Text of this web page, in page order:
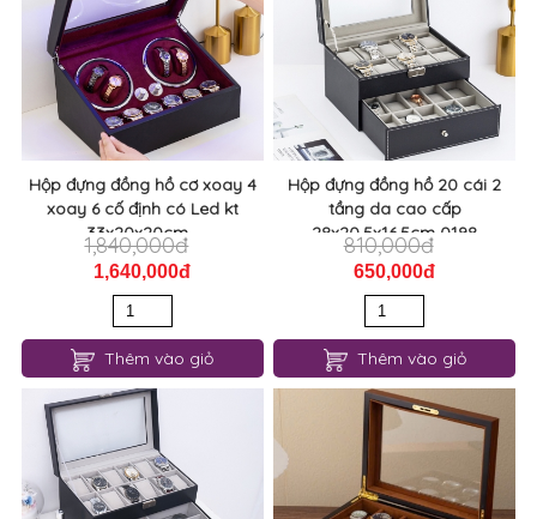
Hộp đựng đồng hồ cơ xoay 4
xoay 6 cố định có Led kt
33x20x20cm...
1,840,000đ
1,640,000đ
Thêm vào giỏ
Hộp đựng đồng hồ 20 cái 2
tầng da cao cấp
28x20,5x16,5cm 0198
810,000đ
650,000đ
Thêm vào giỏ